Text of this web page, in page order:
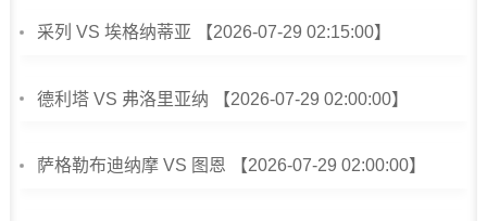
采列 VS 埃格纳蒂亚 【2026-07-29 02:15:00】
德利塔 VS 弗洛里亚纳 【2026-07-29 02:00:00】
萨格勒布迪纳摩 VS 图恩 【2026-07-29 02:00:00】